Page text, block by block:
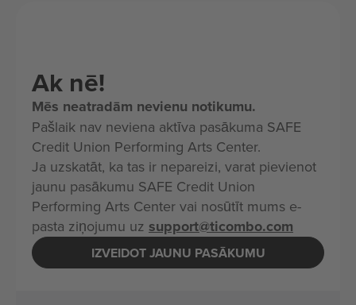
Ak nē!
Mēs neatradām nevienu notikumu.
Pašlaik nav neviena aktīva pasākuma SAFE
Credit Union Performing Arts Center.
Ja uzskatāt, ka tas ir nepareizi, varat pievienot
jaunu pasākumu SAFE Credit Union
Performing Arts Center vai nosūtīt mums e-
pasta ziņojumu uz support@ticombo.com
IZVEIDOT JAUNU PASĀKUMU